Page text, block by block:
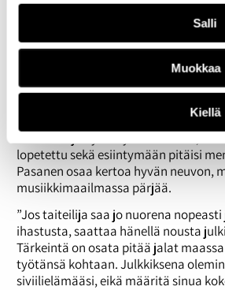
Salli
Muokkaa
Kiellä
Nykyään hän asuu Kuopiossa ja
kuoroharjoituksissa, liikuntaa
vieraita kieliä ja käy Suomi-Ranska-
Pasanen ei kumartele
Paljon on muuttunut Pasasen
laulajan täytyy osata markkinoida
lopetettu sekä esiintymään pitäisi
Pasanen osaa kertoa hyvän neuvon,
musiikkimaailmassa pärjää.
”Jos taiteilija saa jo nuorena
ihastusta, saattaa hänellä nousta
Tärkeintä on osata pitää jalat
työtänsä kohtaan. Julkkiksena
siviilielämääsi, eikä määritä sinua